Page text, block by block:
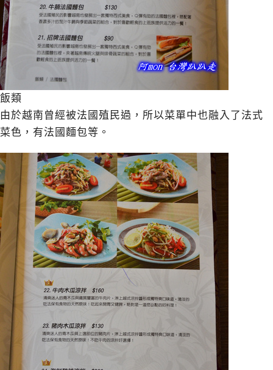
飯類
由於越南曾經被法國殖民過，所以菜單中也融入了法式
菜色，有法國麵包等。